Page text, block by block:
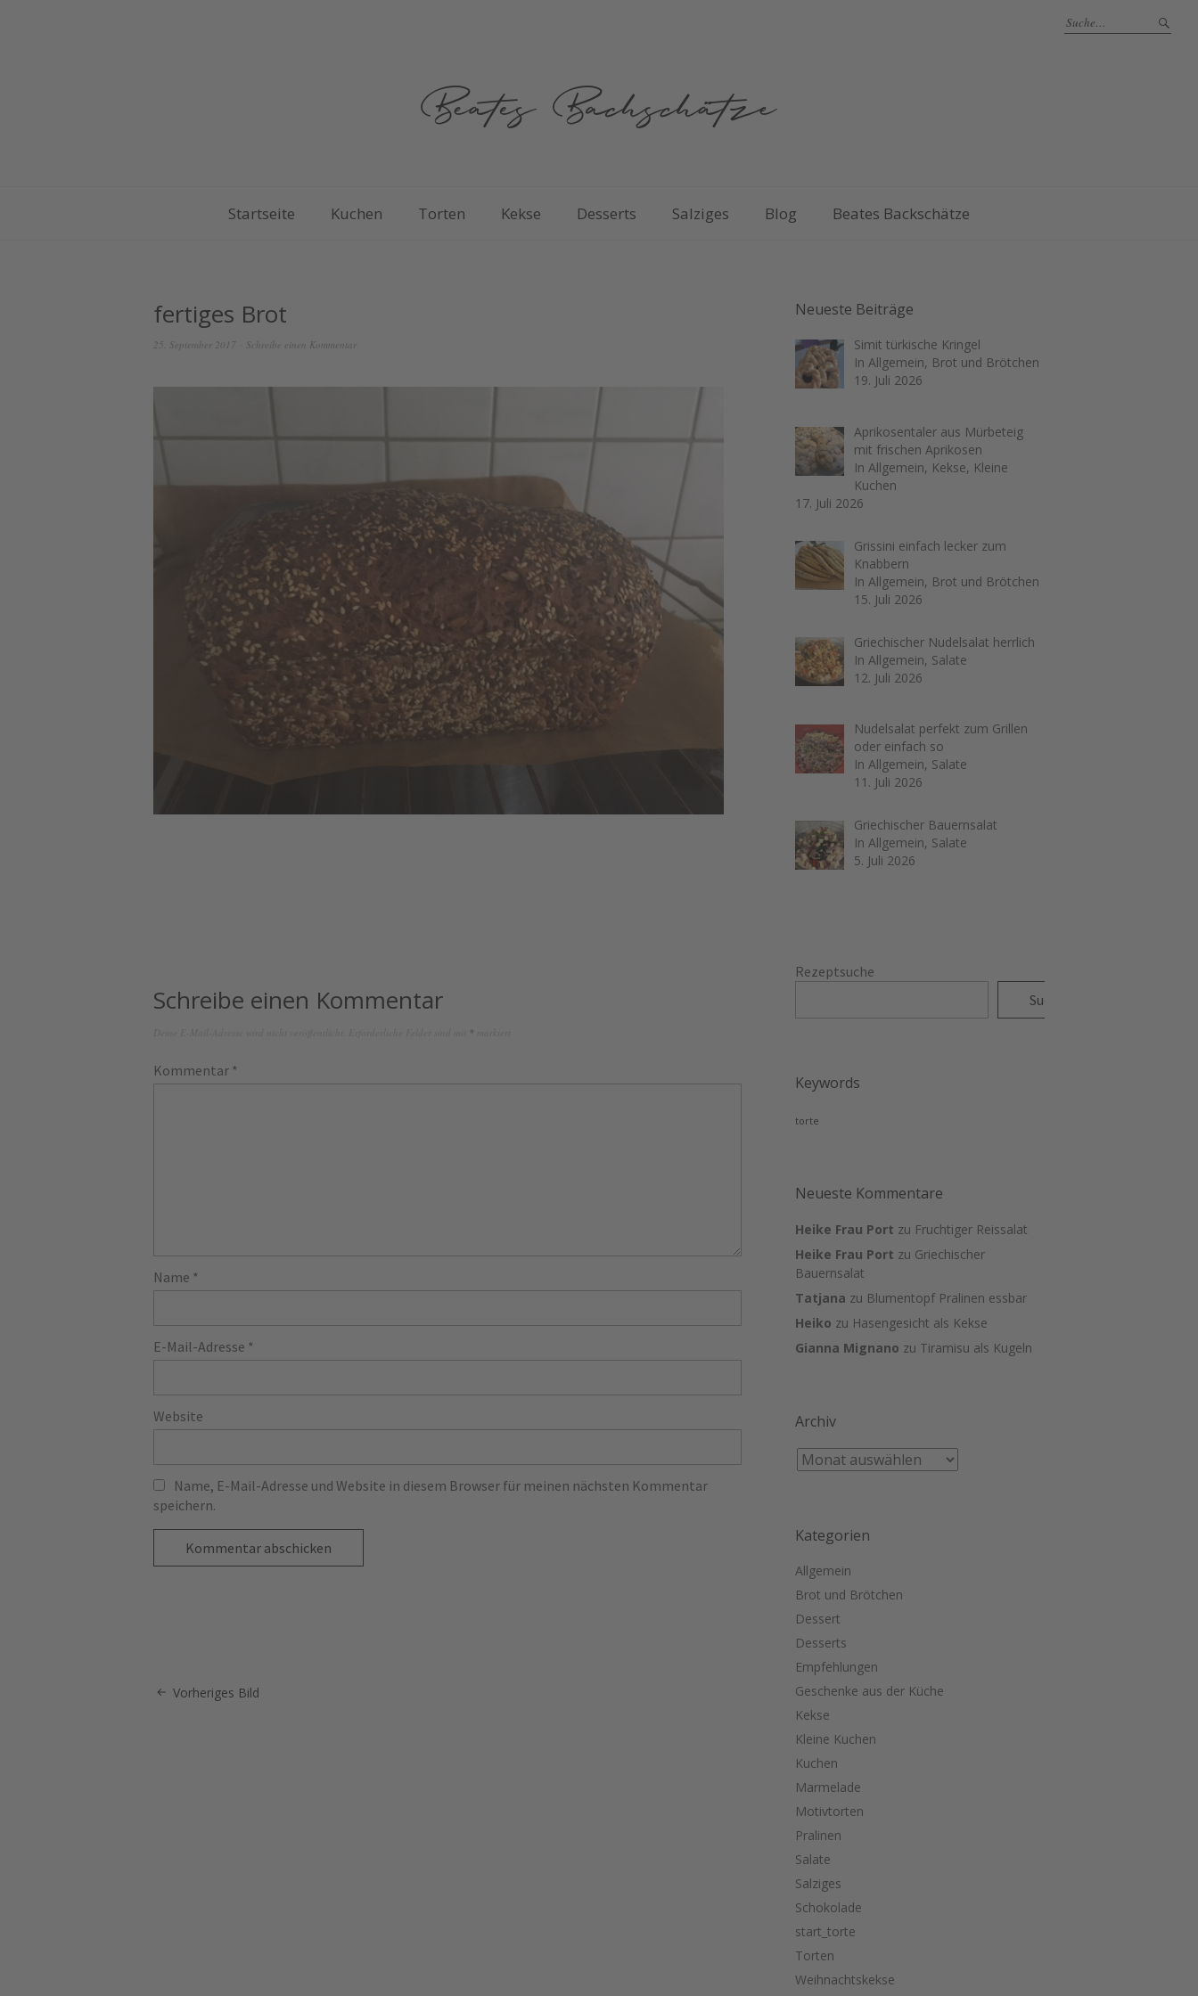
Startseite Kuchen Torten Kekse Desserts Salziges Blog Beates Backschätze
fertiges Brot
25. September 2017 Schreibe einen Kommentar
Schreibe einen Kommentar
*
Kommentar *
Name *
E-Mail-Adresse *
Website
Name, E-Mail-Adresse und Website in diesem Browser für meinen nächsten Kommentar
speichern.
Vorheriges Bild
Neueste Beiträge
Simit türkische Kringel
In Allgemein, Brot und Brötchen
19. Juli 2026
Aprikosentaler aus Mürbeteig
mit frischen Aprikosen
In Allgemein, Kekse, Kleine
Kuchen
17. Juli 2026
Grissini einfach lecker zum
Knabbern
In Allgemein, Brot und Brötchen
15. Juli 2026
Griechischer Nudelsalat herrlich
In Allgemein, Salate
12. Juli 2026
Nudelsalat perfekt zum Grillen
oder einfach so
In Allgemein, Salate
11. Juli 2026
Griechischer Bauernsalat
In Allgemein, Salate
5. Juli 2026
Rezeptsuche
Suchen
Keywords
torte
Neueste Kommentare
Heike Frau Port zu Fruchtiger Reissalat
Heike Frau Port zu Griechischer
Bauernsalat
Tatjana zu Blumentopf Pralinen essbar
Heiko zu Hasengesicht als Kekse
Gianna Mignano zu Tiramisu als Kugeln
Archiv
Kategorien
Allgemein
Brot und Brötchen
Dessert
Desserts
Empfehlungen
Geschenke aus der Küche
Kekse
Kleine Kuchen
Kuchen
Marmelade
Motivtorten
Pralinen
Salate
Salziges
Schokolade
start_torte
Torten
Weihnachtskekse